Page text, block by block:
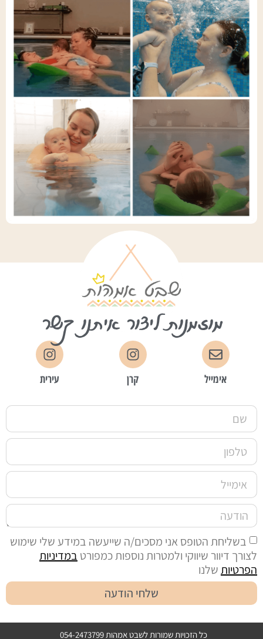
מוזמנות ליצור איתנו קשר
אימייל קרן עירית
בשליחת הטופס אני מסכים/ה שייעשה במידע שלי שימוש
לצורך דיוור שיווקי ולמטרות נוספות כמפורט במדיניות
הפרטיותשלנו
שלחי הודעה
כל הזכויות שמורות לשבט אמהות 054-2473799